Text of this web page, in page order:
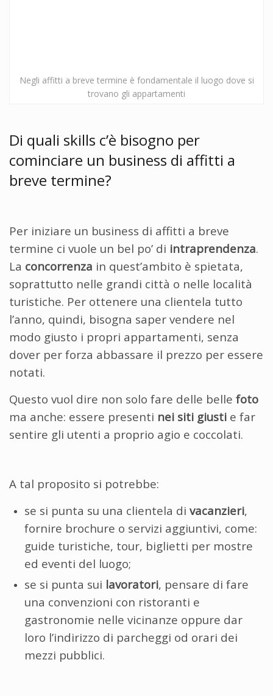
Negli affitti a breve termine è fondamentale il luogo dove si
trovano gli appartamenti
Di quali skills c’è bisogno per
cominciare un business di affitti a
breve termine?
Per iniziare un business di affitti a breve
termine ci vuole un bel po’ di intraprendenza.
La concorrenza in quest’ambito è spietata,
soprattutto nelle grandi città o nelle località
turistiche. Per ottenere una clientela tutto
l’anno, quindi, bisogna saper vendere nel
modo giusto i propri appartamenti, senza
dover per forza abbassare il prezzo per essere
notati.
Questo vuol dire non solo fare delle belle foto
ma anche: essere presenti nei siti giusti e far
sentire gli utenti a proprio agio e coccolati.
A tal proposito si potrebbe:
se si punta su una clientela di vacanzieri,
fornire brochure o servizi aggiuntivi, come:
guide turistiche, tour, biglietti per mostre
ed eventi del luogo;
se si punta sui lavoratori, pensare di fare
una convenzioni con ristoranti e
gastronomie nelle vicinanze oppure dar
loro l’indirizzo di parcheggi od orari dei
mezzi pubblici.